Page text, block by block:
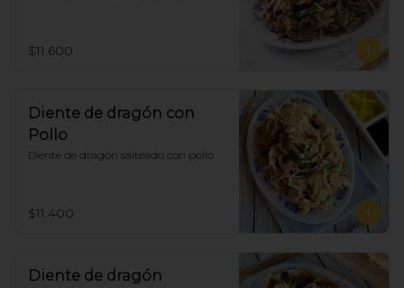
$11.600
Diente de dragón con
Pollo
Diente de dragón salteado con pollo
$11.400
Diente de dragón